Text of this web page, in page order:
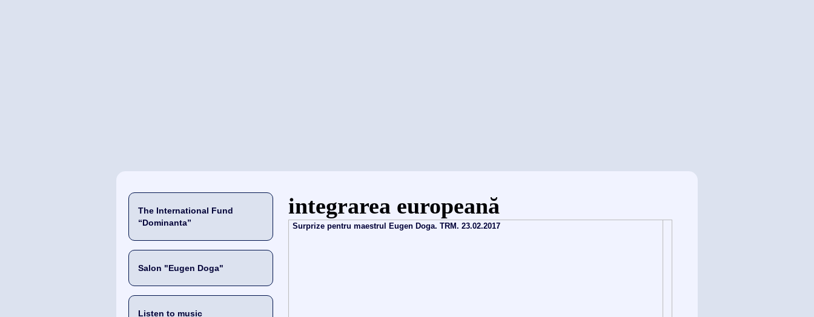
The International Fund
“Dominanta”
Salon "Eugen Doga"
Listen to music
当前位置
integrarea europeană
Surprize pentru maestrul Eugen Doga. TRM. 23.02.2017